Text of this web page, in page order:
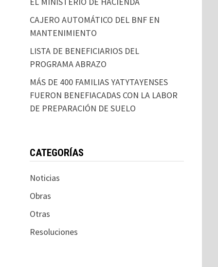
CAJERO AUTOMÁTICO DEL BNF EN
MANTENIMIENTO
LISTA DE BENEFICIARIOS DEL
PROGRAMA ABRAZO
MÁS DE 400 FAMILIAS YATYTAYENSES
FUERON BENEFIACADAS CON LA LABOR
DE PREPARACIÓN DE SUELO
CATEGORÍAS
Noticias
Obras
Otras
Resoluciones